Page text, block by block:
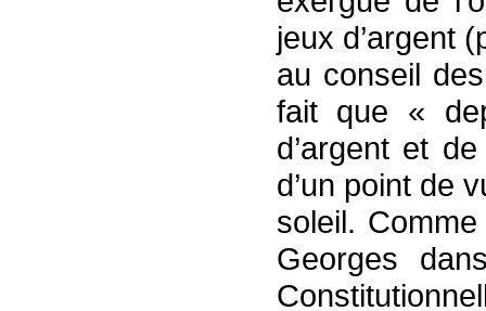
jeux d’argent
au conseil
fait que «
d’argent et
d’un point de
soleil.
Georges